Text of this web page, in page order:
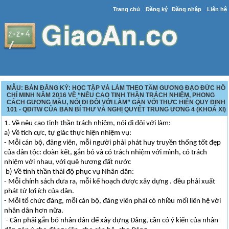
Trang chủ Đăng ký Đăng nhập Liên hệ
MẪU: BẢN ĐĂNG KÝ: HỌC TẬP VÀ LÀM THEO TẤM GƯƠNG ĐẠO ĐỨC HỒ
CHÍ MINH NĂM 2016 VỀ “NÊU CAO TINH THẦN TRÁCH NHIỆM, PHONG
CÁCH GƯƠNG MẪU, NÓI ĐI ĐÔI VỚI LÀM” GẮN VỚI THỰC HIỆN QUY ĐỊNH
101 - QĐ/TW CỦA BAN BÍ THƯ VÀ NGHỊ QUYẾT TRUNG ƯƠNG 4 (KHOÁ XI)
1. Về nêu cao tinh thần trách nhiệm, nói đi đôi với làm:
a) Về tích cực, tự giác thực hiện nhiệm vụ:
- Mỗi cán bộ, đảng viên, mỗi người phải phát huy truyền thống tốt đẹp
của dân tộc: đoàn kết, gắn bó và có trách nhiệm với mình, có trách
nhiệm với nhau, với quê hương đất nước
b) Về tinh thần thái độ phục vụ Nhân dân:
- Mỗi chính sách đưa ra, mỗi kế hoạch được xây dựng . đều phải xuất
phát từ lợi ích của dân.
- Mỗi tổ chức đảng, mỗi cán bộ, đảng viên phải có nhiều mối liên hệ với
nhân dân hơn nữa.
- Cần phải gắn bó nhân dân để xây dựng Đảng, cần có ý kiến của nhân